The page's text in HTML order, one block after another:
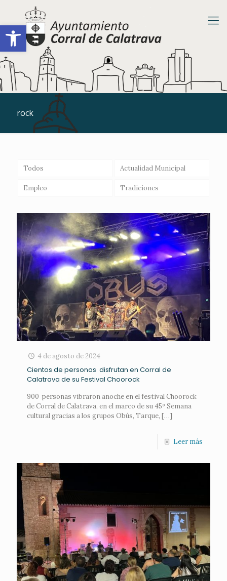
Abrir barra de herramientas
rock
Todos Actualidad Municipal
Empleo Tradiciones
4 de agosto de 2024
Cientos de personas disfrutan en Corral de
Calatrava de su Festival Choorock
900 personas vibraron anoche en el festival Choorock
de Corral de Calatrava, en el marco de su 45º Semana
cultural gracias a los grupos Obús, Tarque, […]
Leer más